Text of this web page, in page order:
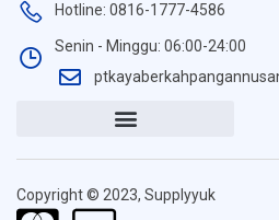
Hotline: 0816-1777-4586
Senin - Minggu: 06:00-24:00
Copyright © 2023, Supplyyuk